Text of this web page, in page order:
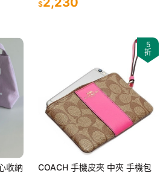
$
5
折
COACH 手機皮夾 中夾 手機包